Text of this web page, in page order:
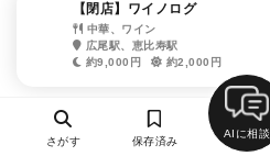
【閉店】ワイノログ
中華、ワイン
広尾駅、恵比寿駅
約9,000円
約2,000円
さがす 保存済み
AIに相談